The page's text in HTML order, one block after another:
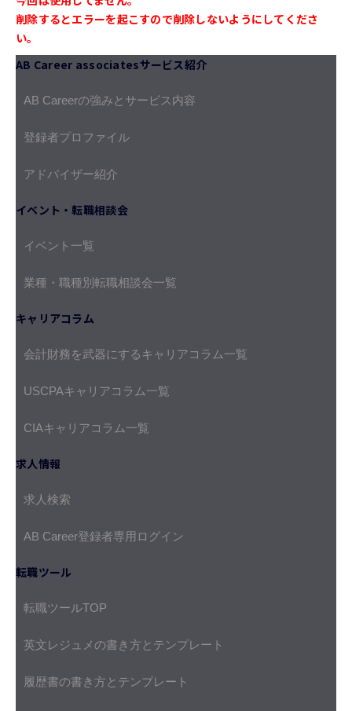
削除するとエラーを起こすので削除しないようにしてくださ
い。
AB Career associatesサービス紹介
AB Careerの強みとサービス内容
登録者プロファイル
アドバイザー紹介
イベント・転職相談会
イベント一覧
業種・職種別転職相談会一覧
キャリアコラム
会計財務を武器にするキャリアコラム一覧
USCPAキャリアコラム一覧
CIAキャリアコラム一覧
求人情報
求人検索
AB Career登録者専用ログイン
転職ツール
転職ツールTOP
英文レジュメの書き方とテンプレート
履歴書の書き方とテンプレート